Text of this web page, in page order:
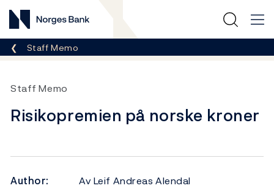
Norges Bank
Breadcrumb
Staff Memo
Staff Memo
Risikopremien på norske kroner
Author:
Av Leif Andreas Alendal